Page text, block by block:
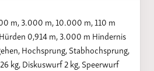
m, 3.000 m, 10.000 m, 110 m
0,914 m, 3.000 m Hindernis
Hochsprung, Stabhochsprung,
kg, Diskuswurf 2 kg, Speerwurf